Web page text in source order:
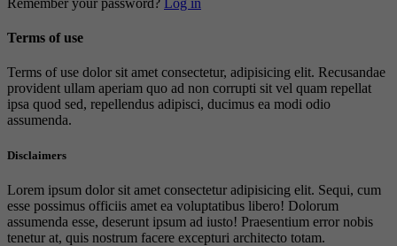
Terms of use
Terms of use dolor sit amet consectetur, adipisicing elit. Recusandae
provident ullam aperiam quo ad non corrupti sit vel quam repellat
ipsa quod sed, repellendus adipisci, ducimus ea modi odio
assumenda.
Disclaimers
Lorem ipsum dolor sit amet consectetur adipisicing elit. Sequi, cum
esse possimus officiis amet ea voluptatibus libero! Dolorum
assumenda esse, deserunt ipsum ad iusto! Praesentium error nobis
tenetur at, quis nostrum facere excepturi architecto totam.